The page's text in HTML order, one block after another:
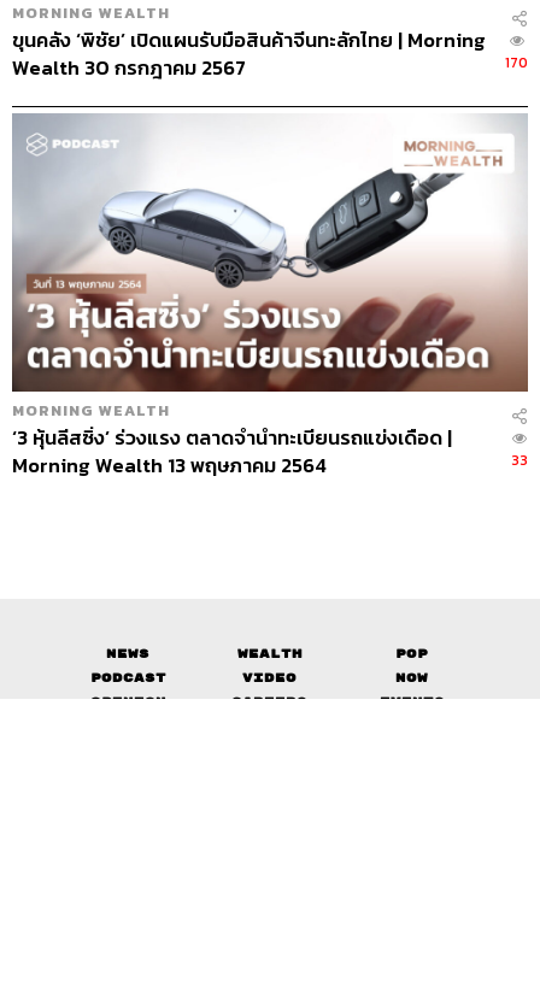
MORNING WEALTH
ขุนคลัง ‘พิชัย’ เปิดแผนรับมือสินค้าจีนทะลักไทย | Morning
Wealth 30 กรกฎาคม 2567
170
MORNING WEALTH
‘3 หุ้นลีสซิ่ง’ ร่วงแรง ตลาดจำนำทะเบียนรถแข่งเดือด |
Morning Wealth 13 พฤษภาคม 2564
33
News Wealth
Pop
Podcast
Video
Now
Opinion
Careers
Events